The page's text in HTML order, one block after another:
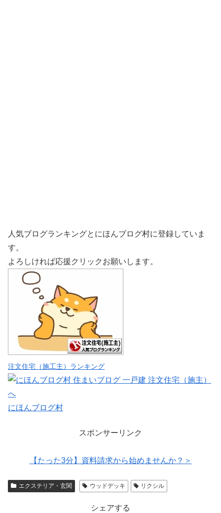
人気ブログランキングとにほんブログ村に登録していま
す。
よろしければ応援クリックお願いします。
注文住宅（施工主）ランキング
にほんブログ村
スポンサーリンク
【たった3分】資料請求から始めませんか？＞
エクステリア・玄関 ウッドデッキ リクシル
シェアする